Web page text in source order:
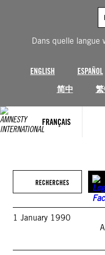
Dans quelle langue
ENGLISH ESPAÑOL
简中
FRANÇAIS
RECHERCHES
1 January 1990